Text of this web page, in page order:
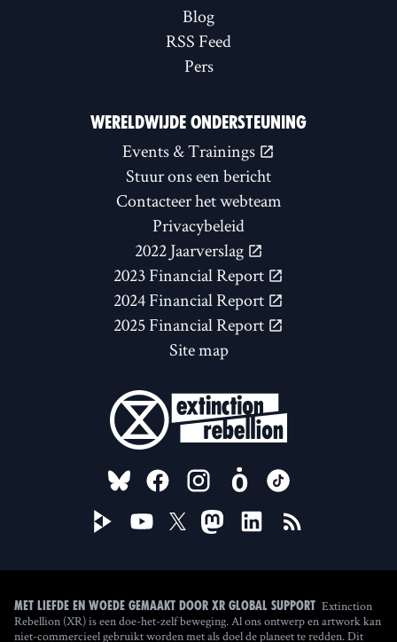
Blog
RSS Feed
Pers
WERELDWIJDE ONDERSTEUNING
Events & Trainings
Stuur ons een bericht
Contacteer het webteam
Privacybeleid
2022 Jaarverslag
2023 Financial Report
2024 Financial Report
2025 Financial Report
Site map
FOLLOW US ON
Met liefde en woede gemaakt door XR Global Support Extinction
Rebellion (XR) is een doe-het-zelf beweging. Al ons ontwerp en artwork kan
niet-commercieel gebruikt worden met als doel de planeet te redden. Dit